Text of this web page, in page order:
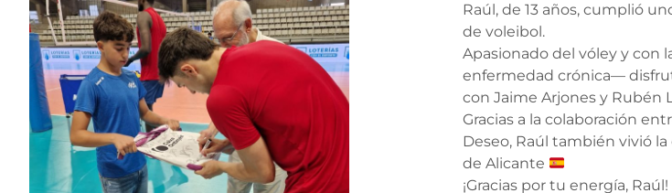
Raúl, de 13 años, cumplió
de voleibol.
Apasionado del vóley y con
enfermedad crónica—
con Jaime Arjones y Rubén
Gracias a la colaboración
Deseo, Raúl también vivió
de Alicante
¡Gracias por tu energía,